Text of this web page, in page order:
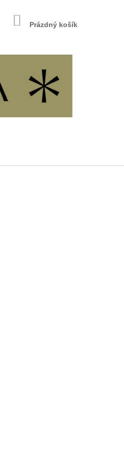
NÁKUPNÍ
KOŠÍK
Prázdný košík